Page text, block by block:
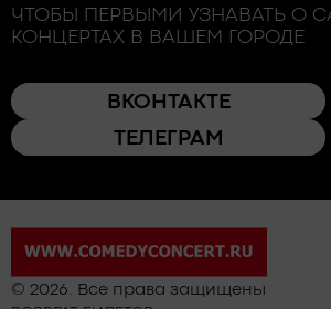
ЧТОБЫ ПЕРВЫМИ УЗНАВАТЬ О
КОНЦЕРТАХ В ВАШЕМ ГОРОДЕ
ВКОНТАКТЕ
ТЕЛЕГРАМ
© 2026. Все права защищены